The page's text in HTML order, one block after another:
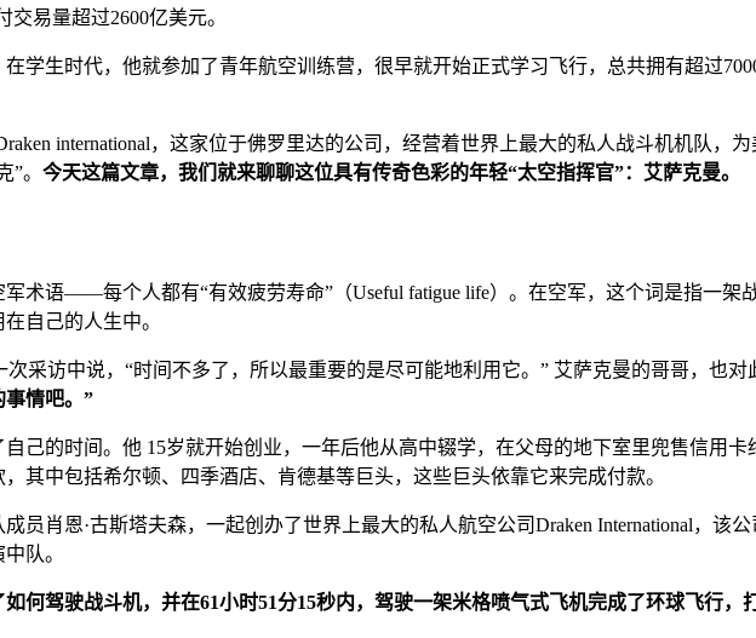
易量超过2600亿美元。
学生时代，他就参加了青年航空训练营，很早就开始正式学习飞行，总共拥有超过
international，这家位于佛罗里达的公司，经营着世界上最大的私人战斗机机队，
。 今天这篇文章，我们就来聊聊这位具有传奇色彩的年轻“太空指挥官”：艾萨克曼。
术语——每个人都有“有效疲劳寿命”（Useful fatigue life）。在空军，这个词是指一
自己的人生中。
采访中说，“时间不多了，所以最重要的是尽可能地利用它。” 艾萨克曼的哥哥，也对
事情吧。”
己的时间。他 15岁就开始创业，一年后他从高中辍学，在父母的地下室里兜售信用卡
其中包括希尔顿、四季酒店、肯德基等巨头，这些巨头依靠它来完成付款。
员肖恩·古斯塔夫森，一起创办了世界上最大的私人航空公司Draken International，该
队。
何驾驶战斗机，并在61小时51分15秒内，驾驶一架米格喷气式飞机完成了环球飞行，